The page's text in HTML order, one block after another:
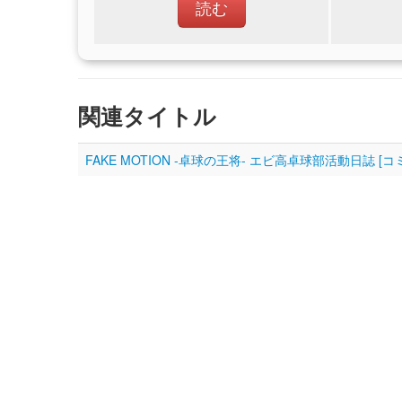
読む
関連タイトル
FAKE MOTION -卓球の王将- エビ高卓球部活動日誌 [コ